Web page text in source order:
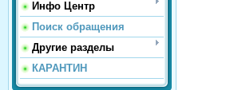
Инфо Центр
Поиск обращения
Другие разделы
КАРАНТИН